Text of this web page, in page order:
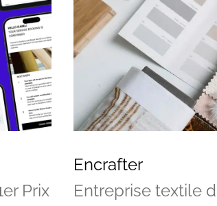
Prix
Encrafter
Entreprise textile